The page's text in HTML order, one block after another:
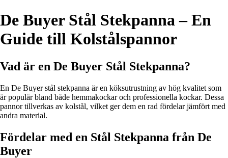
De Buyer Stål Stekpanna – En
Guide till Kolstålspannor
Vad är en De Buyer Stål Stekpanna?
En De Buyer stål stekpanna är en köksutrustning av hög kvalitet som
är populär bland både hemmakockar och professionella kockar. Dessa
pannor tillverkas av kolstål, vilket ger dem en rad fördelar jämfört med
andra material.
Fördelar med en Stål Stekpanna från De
Buyer